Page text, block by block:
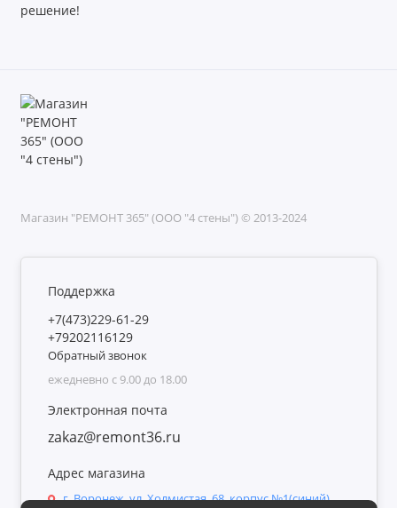
решение!
Магазин "РЕМОНТ 365" (ООО "4 стены") © 2013-2024
Поддержка
+7(473)229-61-29
+79202116129
Обратный звонок
ежедневно с 9.00 до 18.00
Электронная почта
zakaz@remont36.ru
Адрес магазина
г. Воронеж, ул. Холмистая, 68, корпус №1(синий),